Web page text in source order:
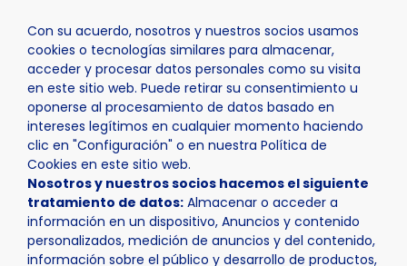
Con su acuerdo, nosotros y nuestros socios usamos
cookies o tecnologías similares para almacenar,
acceder y procesar datos personales como su visita
en este sitio web. Puede retirar su consentimiento u
oponerse al procesamiento de datos basado en
intereses legítimos en cualquier momento haciendo
clic en "Configuración" o en nuestra Política de
Cookies en este sitio web.
Nosotros y nuestros socios hacemos el siguiente
tratamiento de datos: Almacenar o acceder a
información en un dispositivo, Anuncios y contenido
personalizados, medición de anuncios y del contenido,
información sobre el público y desarrollo de productos,
Inicio Actualidad Noticias Noticia - Mañana la